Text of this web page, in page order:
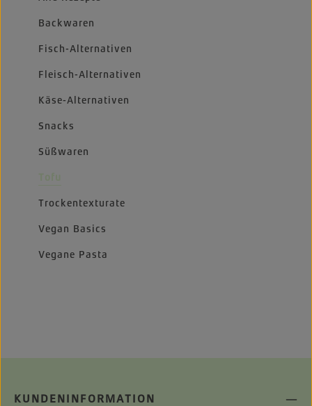
Backwaren
Fisch-Alternativen
Fleisch-Alternativen
Käse-Alternativen
Snacks
Süßwaren
Trockentexturate
Vegan Basics
Vegane Pasta
KUNDENINFORMATION